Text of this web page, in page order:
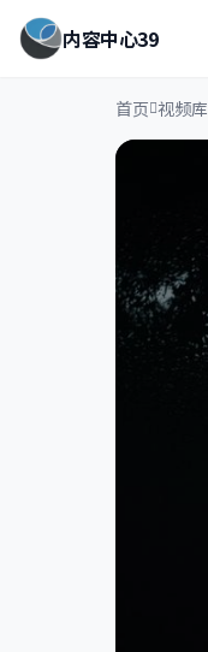
内容中心39
首页 视频库